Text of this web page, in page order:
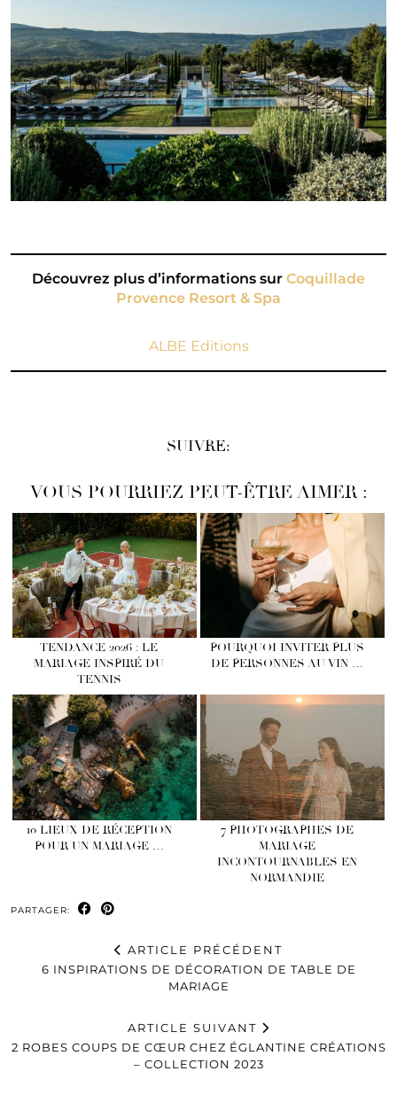
Découvrez plus d’informations sur Coquillade
Provence Resort & Spa
ALBE Editions
SUIVRE:
VOUS POURRIEZ PEUT-ÊTRE AIMER :
TENDANCE 2026 : LE
MARIAGE INSPIRÉ DU
TENNIS
POURQUOI INVITER PLUS
DE PERSONNES AU VIN …
10 LIEUX DE RÉCEPTION
POUR UN MARIAGE …
7 PHOTOGRAPHES DE
MARIAGE
INCONTOURNABLES EN
NORMANDIE
PARTAGER:
ARTICLE PRÉCÉDENT
6 INSPIRATIONS DE DÉCORATION DE TABLE DE
MARIAGE
ARTICLE SUIVANT
2 ROBES COUPS DE CŒUR CHEZ ÉGLANTINE CRÉATIONS
– COLLECTION 2023